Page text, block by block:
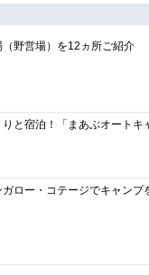
（野営場）を12ヵ所ご紹介
と宿泊！「まあぶオートキ
ガロー・コテージでキャンプ